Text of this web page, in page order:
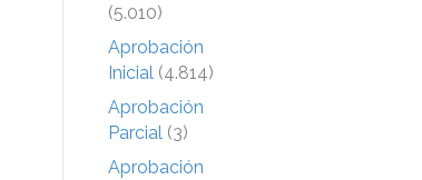
(5.010)
Aprobación
Inicial (4.814)
Aprobación
Parcial (3)
Aprobación